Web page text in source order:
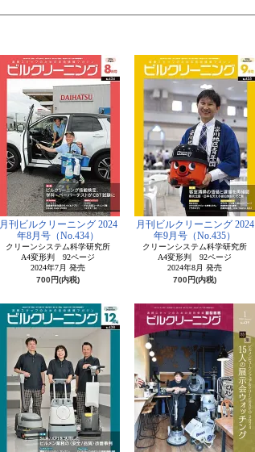
月刊ビルクリーニング 2024
年8月号（No.434）
クリーンシステム科学研究所
A4変形判 92ページ
2024年7月 発売
700円(内税)
月刊ビルクリーニング 2024
年9月号（No.435）
クリーンシステム科学研究所
A4変形判 92ページ
2024年8月 発売
700円(内税)